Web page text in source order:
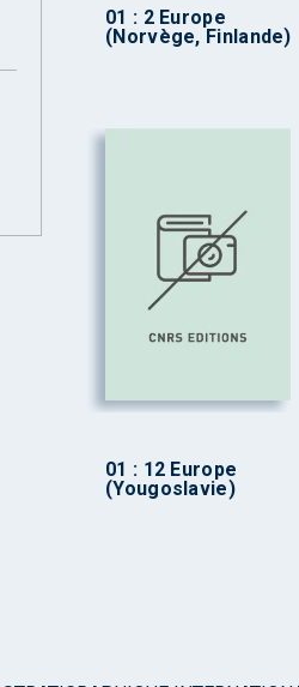
01 : 2 Europe
(Norvège, Finlande)
01 : 12 Europe
(Yougoslavie)